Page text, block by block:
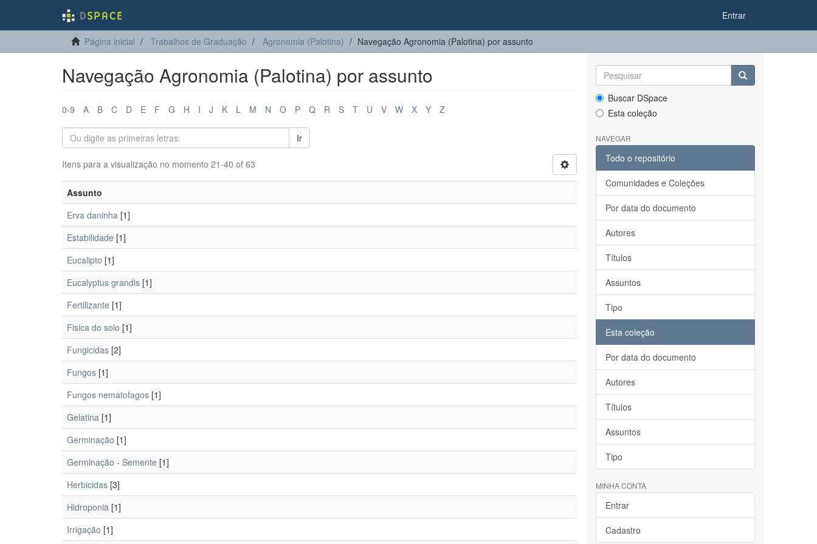
Entrar
Página inicial Trabalhos de Graduação Agronomia (Palotina) Navegação Agronomia (Palotina) por assunto
Navegação Agronomia (Palotina) por assunto
0-9 A B C D E F G H I J K L M N O P Q R S T U V W X Y Z
Ir
Itens para a visualização no momento 21-40 of 63
Assunto
Erva daninha [1]
Estabilidade [1]
Eucalipto [1]
Eucalyptus grandis [1]
Fertilizante [1]
Fisica do solo [1]
Fungicidas [2]
Fungos [1]
Fungos nematofagos [1]
Gelatina [1]
Germinação [1]
Germinação - Semente [1]
Herbicidas [3]
Hidroponia [1]
Irrigação [1]
Buscar DSpace
Esta coleção
NAVEGAR
Todo o repositório
Comunidades e Coleções
Por data do documento
Autores
Títulos
Assuntos
Tipo
Esta coleção
Por data do documento
Autores
Títulos
Assuntos
Tipo
MINHA CONTA
Entrar
Cadastro